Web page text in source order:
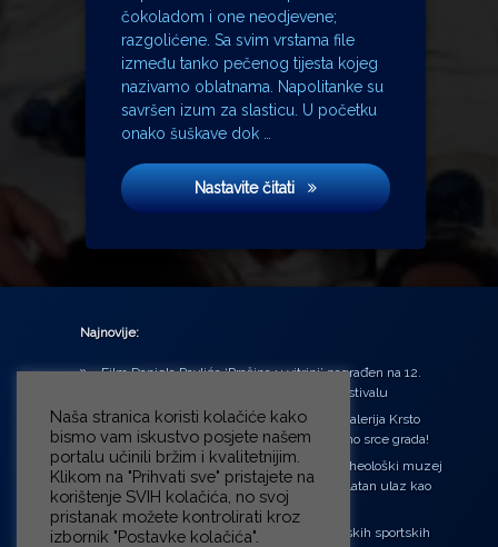
čokoladom i one neodjevene;
razgolićene. Sa svim vrstama file
između tanko pečenog tijesta kojeg
nazivamo oblatnama. Napolitanke su
savršen izum za slasticu. U početku
onako šuškave dok …
Nastavite čitatiNapolitanke
Najnovije:
Film Daniela Pavlića ‘Prašina u vitrini’ nagrađen na 12.
Green Montenegro International Film Festivalu
U središtu Petrinje otvorena obnovljena Galerija Krsto
Hegedušić: Kultura vraćena kući, u samo srce grada!
Od petka do nedjelje (31.7. – 2.8.2026.) Arheološki muzej
u Zagrebu otvara vrata građanima: Besplatan ulaz kao
zaklon od toplinskog vala
‘Ni med cvetjem ni pravice’ na Aleji hrvatskih sportskih
Naša stranica koristi kolačiće kako
bismo vam iskustvo posjete našem
portalu učinili bržim i kvalitetnijim.
Klikom na "Prihvati sve" pristajete na
korištenje SVIH kolačića, no svoj
pristanak možete kontrolirati kroz
izbornik "Postavke kolačića".